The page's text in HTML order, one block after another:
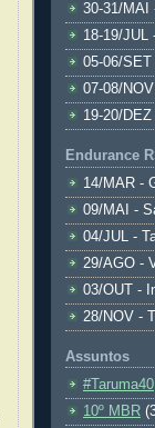
30-31/MAI
18-19/JUL
05-06/
07-08/
19-20/
Endurance
14/MAR -
09/MAI -
04/JUL -
29/AGO -
03/OUT -
28/NOV -
Assuntos
#Taruma40
10º MBR